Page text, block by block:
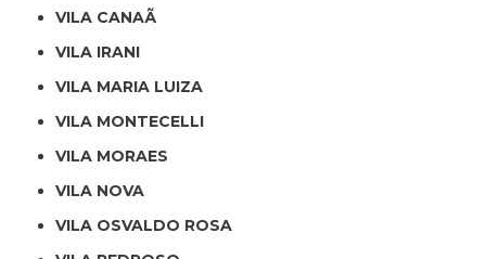
VILA CANAÃ
VILA IRANI
VILA MARIA LUIZA
VILA MONTECELLI
VILA MORAES
VILA NOVA
VILA OSVALDO ROSA